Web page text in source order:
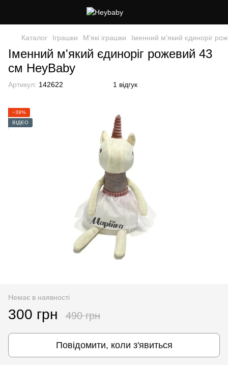
Каталог Іграшки М'які іграшки Іменний м'який єдиноріг
Іменний м'який єдиноріг рожевий 43
см HeyBaby
Артикул: 142622 1 відгук
−39%
ВІДЕО
Немає в наявності
300 грн 490 грн
Повідомити, коли з'явиться